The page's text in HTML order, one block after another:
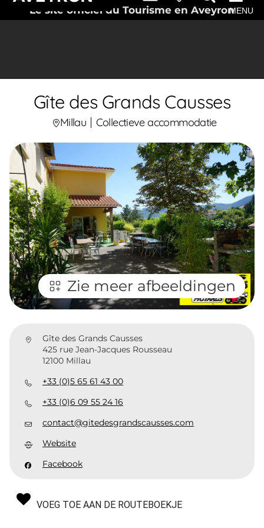
Le site officiel du Tourisme en AveyronMENU
Gîte des Grands Causses
Millau Collectieve accommodatie
Zie meer afbeeldingen
Gîte des Grands Causses
425 rue Jean-Jacques Rousseau
12100 Millau
+33 (0)5 65 61 43 00
+33 (0)6 09 55 24 16
contact@gitedesgrandscausses.com
Website
Facebook
VOEG TOE AAN DE ROUTEBOEKJE